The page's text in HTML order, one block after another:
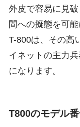
外皮で容易に見
間への擬態を可
T-800は、その高
イネットの主力
になります。
T800のモデル